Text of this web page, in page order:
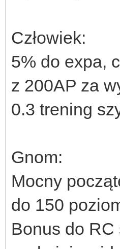
Człowiek:
5% do expa,
z 200AP za
0.3 trening
Gnom:
Mocny
do 150
Bonus do RC